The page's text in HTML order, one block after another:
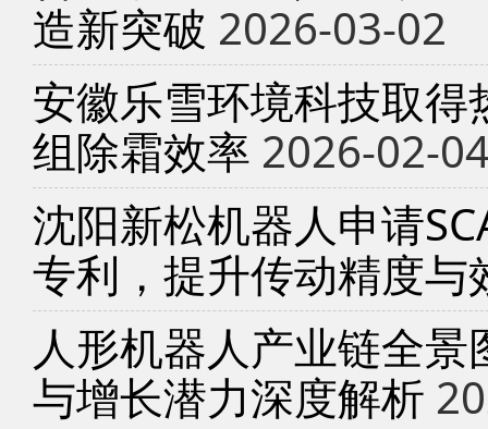
造新突破 2026-03-02
安徽乐雪环境科技取
组除霜效率 2026-02-
沈阳新松机器人申请
专利，提升传动精度与
人形机器人产业链全
与增长潜力深度解析